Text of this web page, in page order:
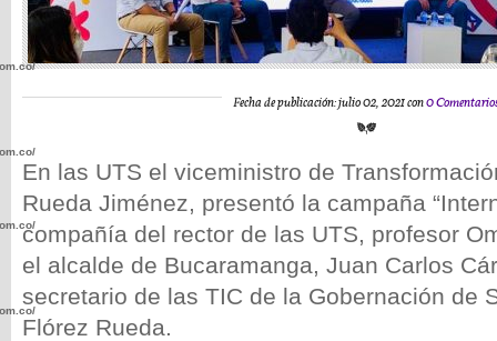
Fecha de publicación: julio 02, 2021 con0
En las UTS el viceministro de
Rueda Jiménez, presentó la campaña
compañía del rector de las UTS, profesor
el alcalde de Bucaramanga, Juan Carlos
secretario de las TIC de la Gobernación de
Flórez Rueda.
wp-
wp-
wp-
wp-